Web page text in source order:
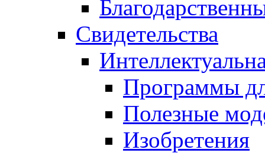
Свидетельства
Программы
Полезные
Изобретения